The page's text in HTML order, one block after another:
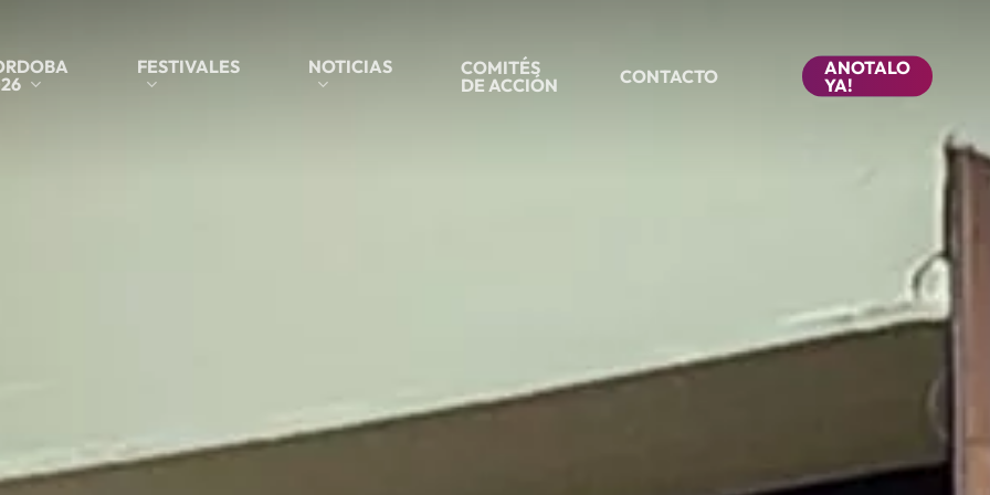
FESTIVALES NOTICIAS
COMITÉS
DE ACCIÓN
CONTACTO
ANOTALO
YA!